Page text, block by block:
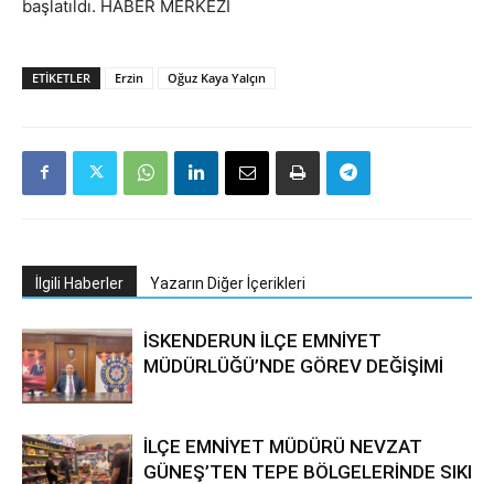
başlatıldı. HABER MERKEZİ
ETIKETLER Erzin Oğuz Kaya Yalçın
İlgili Haberler Yazarın Diğer İçerikleri
İSKENDERUN İLÇE EMNİYET
MÜDÜRLÜĞÜ’NDE GÖREV DEĞİŞİMİ
İLÇE EMNİYET MÜDÜRÜ NEVZAT
GÜNEŞ’TEN TEPE BÖLGELERİNDE SIKI